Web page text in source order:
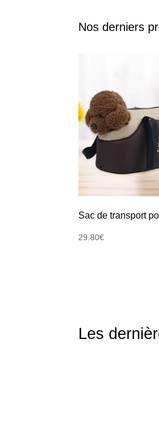
Nos derniers
Sac de transport
29.80€
Les